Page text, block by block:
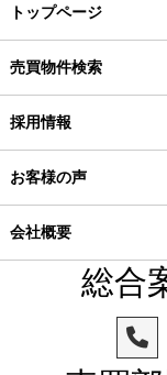
トップページ
売買物件検索
採用情報
お客様の声
会社概要
総合